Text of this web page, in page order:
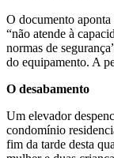
O documento aponta
“não atende à
normas de
do equipamento. A
O desabamento
Um elevador
condomínio
fim da tarde desta